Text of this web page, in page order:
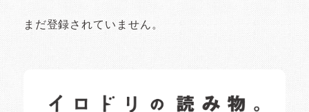
まだ登録されていません。
日常の様子など随時更新中です。